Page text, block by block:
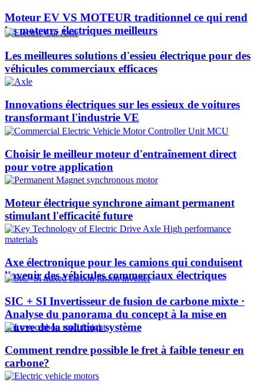
Moteur EV VS MOTEUR traditionnel ce qui rend
les moteurs électriques meilleurs
Les meilleures solutions d'essieu électrique pour des
véhicules commerciaux efficaces
Innovations électriques sur les essieux de voitures
transformant l'industrie VE
Choisir le meilleur moteur d'entraînement direct
pour votre application
Moteur électrique synchrone aimant permanent
stimulant l'efficacité future
Axe électronique pour les camions qui conduisent
l'avenir des véhicules commerciaux électriques
SIC + SI Invertisseur de fusion de carbone mixte ·
Analyse du panorama du concept à la mise en
œuvre de la solution système
Comment rendre possible le fret à faible teneur en
carbone?